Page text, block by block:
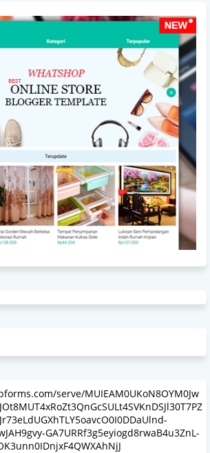
serve/MUIEAM0UKoN8OYM0Jw
GA7URRf3g5eyiogd8rwaB4u3ZnL-